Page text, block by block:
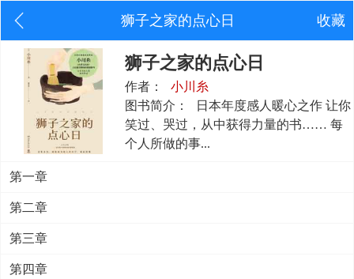
狮子之家的点心日 收藏
狮子之家的点心日
作者：
小川糸
图书简介：
日本年度感人暖心之作 让你
笑过、哭过，从中获得力量的书…… 每
个人所做的事...
第一章
第二章
第三章
第四章